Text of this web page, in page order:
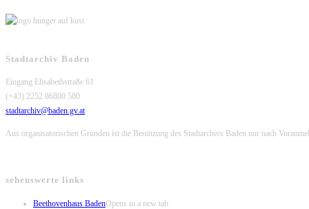
Stadtarchiv Baden
Eingang Elisabethstraße 61
(+43) 2252 86800 580
stadtarchiv@baden.gv.at
Aus organisatorischen Gründen ist die Benützung des Stadtarchivs Baden nur nach
sehenswerte links
Beethovenhaus BadenOpens in a new tab